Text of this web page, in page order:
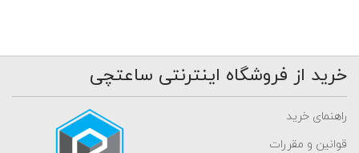
خرید از فروشگاه اینترنتی ساعتچی
راهنمای خرید
قوانین و مقررات